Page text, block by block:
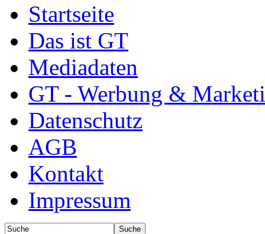
Startseite
Das ist GT
Mediadaten
GT - Werbung &
Datenschutz
AGB
Kontakt
Impressum